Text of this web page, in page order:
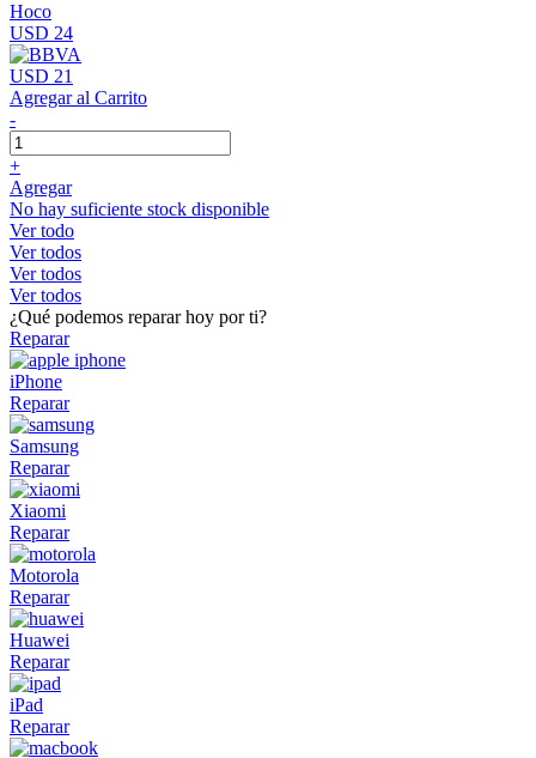
Hoco
USD 24
USD 21
Agregar al Carrito
-
+
Agregar
No hay suficiente stock disponible
Ver todo
Ver todos
Ver todos
Ver todos
¿Qué podemos reparar hoy por ti?
Reparar
iPhone
Reparar
Samsung
Reparar
Xiaomi
Reparar
Motorola
Reparar
Huawei
Reparar
iPad
Reparar